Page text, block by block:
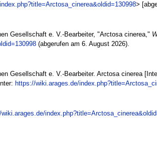
>
Gesellschaft e. V.-Bearbeiter, "Arctosa cinerea,"
(abgerufen am 6. August 2026).
Gesellschaft e. V.-Bearbeiter. Arctosa cinerea
https://wiki.arages.de/
wiki.arages.de/